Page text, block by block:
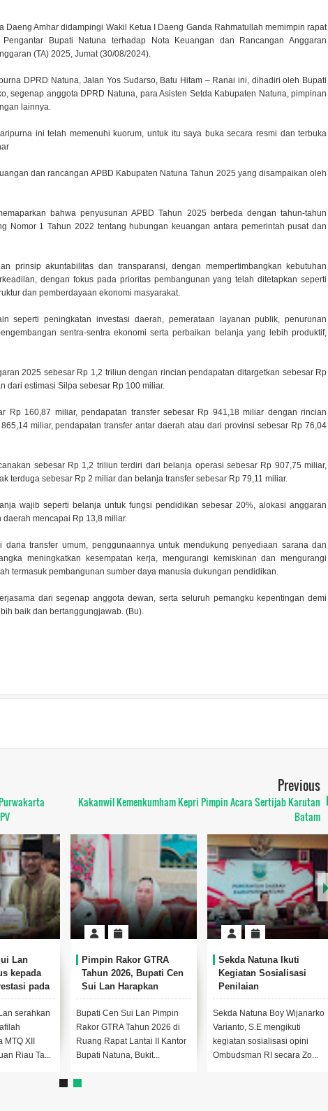
Daeng Amhar didampingi Wakil Ketua I Daeng Ganda Rahmatullah memimpin rapat
Bupati Natuna terhadap Nota Keuangan dan Rancangan Anggaran
(TA) 2025, Jumat (30/08/2024).
DPRD Natuna, Jalan Yos Sudarso, Batu Hitam – Ranai ini, dihadiri oleh Bupati
segenap anggota DPRD Natuna, para Asisten Setda Kabupaten Natuna, pimpinan
lainnya.
ini telah memenuhi kuorum, untuk itu saya buka secara resmi dan terbuka
dan rancangan APBD Kabupaten Natuna Tahun 2025 yang disampaikan oleh
bahwa penyusunan APBD Tahun 2025 berbeda dengan tahun-tahun
Nomor 1 Tahun 2022 tentang hubungan keuangan antara pemerintah pusat dan
prinsip akuntabilitas dan transparansi, dengan mempertimbangkan kebutuhan
dengan fokus pada prioritas pembangunan yang telah ditetapkan seperti
dan pemberdayaan ekonomi masyarakat.
seperti peningkatan investasi daerah, pemerataan layanan publik, penurunan
sentra-sentra ekonomi serta perbaikan belanja yang lebih produktif,
2025 sebesar Rp 1,2 triliun dengan rincian pendapatan ditargetkan sebesar Rp
dari estimasi Silpa sebesar Rp 100 miliar.
Rp 160,87 miliar, pendapatan transfer sebesar Rp 941,18 miliar dengan rincian
miliar, pendapatan transfer antar daerah atau dari provinsi sebesar Rp 76,04
sebesar Rp 1,2 triliun terdiri dari belanja operasi sebesar Rp 907,75 miliar,
terduga sebesar Rp 2 miliar dan belanja transfer sebesar Rp 79,11 miliar.
wajib seperti belanja untuk fungsi pendidikan sebesar 20%, alokasi anggaran
mencapai Rp 13,8 miliar.
transfer umum, penggunaannya untuk mendukung penyediaan sarana dan
meningkatkan kesempatan kerja, mengurangi kemiskinan dan mengurangi
termasuk pembangunan sumber daya manusia dukungan pendidikan.
dari segenap anggota dewan, serta seluruh pemangku kepentingan demi
baik dan bertanggungjawab. (Bu).
Previous
Kakanwil Kemenkumham Kepri Pimpin Acara Sertijab Karutan
Batam
Lan
kepada
pada
Kepri
serahkan
XII
Riau Ta...
Pimpin Rakor GTRA
Tahun 2026, Bupati Cen
Sui Lan Harapkan
Pelaksanaan Reforma
Agraria dapat Dipercepat
Bupati Cen Sui Lan Pimpin
Rakor GTRA Tahun 2026 di
Ruang Rapat Lantai II Kantor
Bupati Natuna, Bukit...
Sekda Natuna Ikuti
Kegiatan Sosialisasi
Penilaian
Maladministrasi
Penyelenggaraan
Pelayanan Publik Tahun
2026 Secara Zoom
Sekda Natuna Boy Wijanarko
Varianto, S.E mengikuti
kegiatan sosialisasi opini
Ombudsman RI secara Zo...